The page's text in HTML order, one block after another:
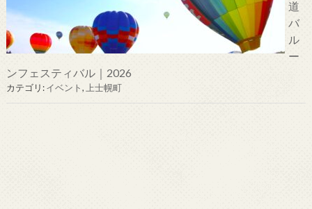
道
バ
ル
ー
ンフェスティバル｜2026
カテゴリ:イベント,上士幌町